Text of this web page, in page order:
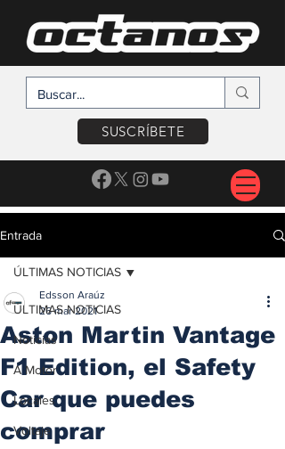
SUSCRÍBETE
Entrada
ÚLTIMAS NOTICIAS
Noticias
A Motor
Locales
Voltaje
ÚLTIMAS NOTICIAS
Aston Martin Vantage
F1 Edition, el Safety
Car que puedes
comprar
Edsson Araúz
26 mar 2021